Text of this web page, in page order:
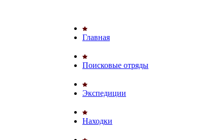
Главная
Поисковые отряды
Экспедиции
Находки